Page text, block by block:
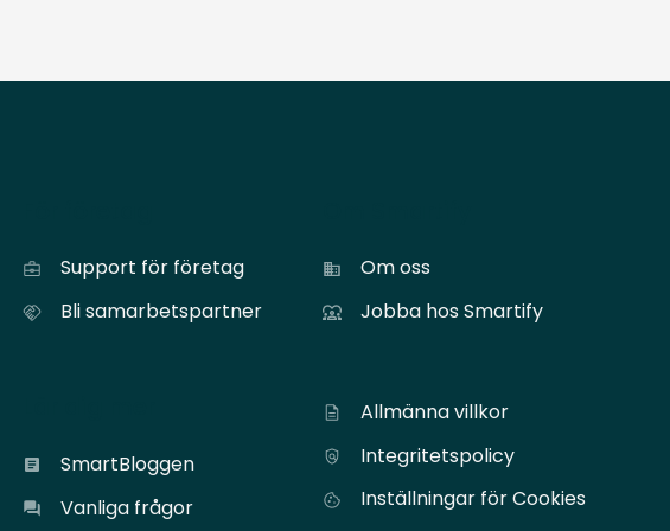
Support för företag
Bli samarbetspartner
SmartBloggen
Vanliga frågor
Om oss
Jobba hos Smartify
Allmänna villkor
Integritetspolicy
Inställningar för Cookies